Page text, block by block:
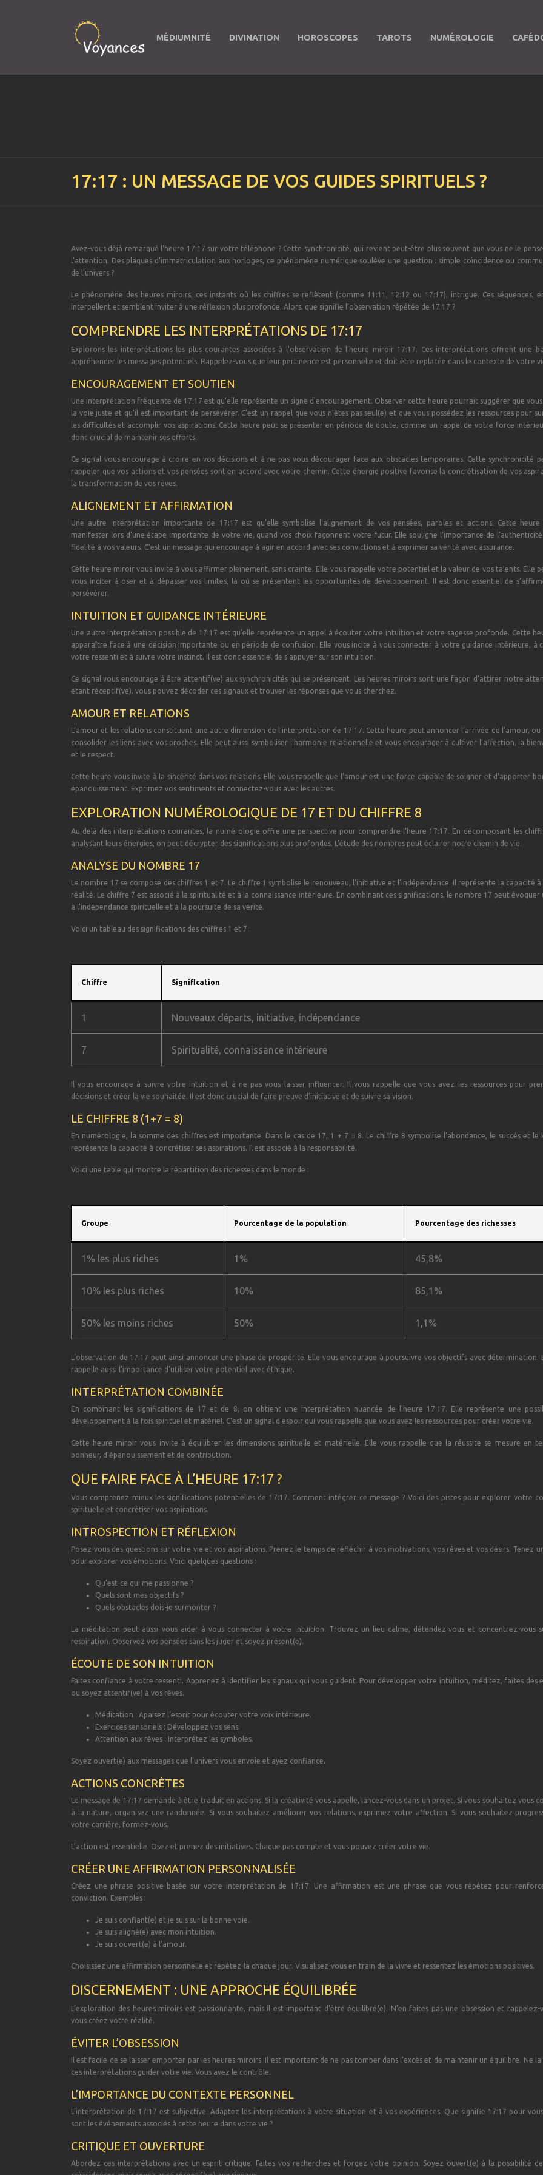
MÉDIUMNITÉ DIVINATION HOROSCOPES TAROTS NUMÉROLOGIE
17:17 : UN MESSAGE DE VOS GUIDES SPIRITUELS ?
Avez-vous déjà remarqué l’heure 17:17 sur votre téléphone ? Cette synchronicité, qui revient peut-être plus souvent que vous ne le
l’attention. Des plaques d’immatriculation aux horloges, ce phénomène numérique soulève une question : simple coïncidence ou
de l’univers ?
Le phénomène des heures miroirs, ces instants où les chiffres se reflètent (comme 11:11, 12:12 ou 17:17), intrigue. Ces séquences,
interpellent et semblent inviter à une réflexion plus profonde. Alors, que signifie l’observation répétée de 17:17 ?
COMPRENDRE LES INTERPRÉTATIONS DE 17:17
Explorons les interprétations les plus courantes associées à l’observation de l’heure miroir 17:17. Ces interprétations offrent une
appréhender les messages potentiels. Rappelez-vous que leur pertinence est personnelle et doit être replacée dans le contexte de votre
ENCOURAGEMENT ET SOUTIEN
Une interprétation fréquente de 17:17 est qu’elle représente un signe d’encouragement. Observer cette heure pourrait suggérer que
la voie juste et qu’il est important de persévérer. C’est un rappel que vous n’êtes pas seul(e) et que vous possédez les ressources pour
les difficultés et accomplir vos aspirations. Cette heure peut se présenter en période de doute, comme un rappel de votre force
donc crucial de maintenir ses efforts.
Ce signal vous encourage à croire en vos décisions et à ne pas vous décourager face aux obstacles temporaires. Cette synchronicité
rappeler que vos actions et vos pensées sont en accord avec votre chemin. Cette énergie positive favorise la concrétisation de vos
la transformation de vos rêves.
ALIGNEMENT ET AFFIRMATION
Une autre interprétation importante de 17:17 est qu’elle symbolise l’alignement de vos pensées, paroles et actions. Cette heure
manifester lors d’une étape importante de votre vie, quand vos choix façonnent votre futur. Elle souligne l’importance de
fidélité à vos valeurs. C’est un message qui encourage à agir en accord avec ses convictions et à exprimer sa vérité avec assurance.
Cette heure miroir vous invite à vous affirmer pleinement, sans crainte. Elle vous rappelle votre potentiel et la valeur de vos talents. Elle
vous inciter à oser et à dépasser vos limites, là où se présentent les opportunités de développement. Il est donc essentiel de
persévérer.
INTUITION ET GUIDANCE INTÉRIEURE
Une autre interprétation possible de 17:17 est qu’elle représente un appel à écouter votre intuition et votre sagesse profonde. Cette
apparaître face à une décision importante ou en période de confusion. Elle vous incite à vous connecter à votre guidance intérieure, à
votre ressenti et à suivre votre instinct. Il est donc essentiel de s’appuyer sur son intuition.
Ce signal vous encourage à être attentif(ve) aux synchronicités qui se présentent. Les heures miroirs sont une façon d’attirer notre
étant réceptif(ve), vous pouvez décoder ces signaux et trouver les réponses que vous cherchez.
AMOUR ET RELATIONS
L’amour et les relations constituent une autre dimension de l’interprétation de 17:17. Cette heure peut annoncer l’arrivée de l’amour, ou
consolider les liens avec vos proches. Elle peut aussi symboliser l’harmonie relationnelle et vous encourager à cultiver l’affection, la
et le respect.
Cette heure vous invite à la sincérité dans vos relations. Elle vous rappelle que l’amour est une force capable de soigner et d’apporter
épanouissement. Exprimez vos sentiments et connectez-vous avec les autres.
EXPLORATION NUMÉROLOGIQUE DE 17 ET DU CHIFFRE 8
Au-delà des interprétations courantes, la numérologie offre une perspective pour comprendre l’heure 17:17. En décomposant les
analysant leurs énergies, on peut décrypter des significations plus profondes. L’étude des nombres peut éclairer notre chemin de vie.
ANALYSE DU NOMBRE 17
Le nombre 17 se compose des chiffres 1 et 7. Le chiffre 1 symbolise le renouveau, l’initiative et l’indépendance. Il représente la capacité à
réalité. Le chiffre 7 est associé à la spiritualité et à la connaissance intérieure. En combinant ces significations, le nombre 17 peut évoquer
à l’indépendance spirituelle et à la poursuite de sa vérité.
Voici un tableau des significations des chiffres 1 et 7 :
Chiffre Signification
1 Nouveaux départs, initiative, indépendance
7 Spiritualité, connaissance intérieure
Il vous encourage à suivre votre intuition et à ne pas vous laisser influencer. Il vous rappelle que vous avez les ressources pour
décisions et créer la vie souhaitée. Il est donc crucial de faire preuve d’initiative et de suivre sa vision.
LE CHIFFRE 8 (1+7 = 8)
En numérologie, la somme des chiffres est importante. Dans le cas de 17, 1 + 7 = 8. Le chiffre 8 symbolise l’abondance, le succès et le
représente la capacité à concrétiser ses aspirations. Il est associé à la responsabilité.
Voici une table qui montre la répartition des richesses dans le monde :
Groupe Pourcentage de la population Pourcentage des richesses
1% les plus riches 1% 45,8%
10% les plus riches 10% 85,1%
50% les moins riches 50% 1,1%
L’observation de 17:17 peut ainsi annoncer une phase de prospérité. Elle vous encourage à poursuivre vos objectifs avec détermination.
rappelle aussi l’importance d’utiliser votre potentiel avec éthique.
INTERPRÉTATION COMBINÉE
En combinant les significations de 17 et de 8, on obtient une interprétation nuancée de l’heure 17:17. Elle représente une
développement à la fois spirituel et matériel. C’est un signal d’espoir qui vous rappelle que vous avez les ressources pour créer votre vie.
Cette heure miroir vous invite à équilibrer les dimensions spirituelle et matérielle. Elle vous rappelle que la réussite se mesure en
bonheur, d’épanouissement et de contribution.
QUE FAIRE FACE À L’HEURE 17:17 ?
Vous comprenez mieux les significations potentielles de 17:17. Comment intégrer ce message ? Voici des pistes pour explorer votre
spirituelle et concrétiser vos aspirations.
INTROSPECTION ET RÉFLEXION
Posez-vous des questions sur votre vie et vos aspirations. Prenez le temps de réfléchir à vos motivations, vos rêves et vos désirs. Tenez
pour explorer vos émotions. Voici quelques questions :
Qu’est-ce qui me passionne ?
Quels sont mes objectifs ?
Quels obstacles dois-je surmonter ?
La méditation peut aussi vous aider à vous connecter à votre intuition. Trouvez un lieu calme, détendez-vous et concentrez-vous
respiration. Observez vos pensées sans les juger et soyez présent(e).
ÉCOUTE DE SON INTUITION
Faites confiance à votre ressenti. Apprenez à identifier les signaux qui vous guident. Pour développer votre intuition, méditez, faites des
ou soyez attentif(ve) à vos rêves.
Méditation : Apaisez l’esprit pour écouter votre voix intérieure.
Exercices sensoriels : Développez vos sens.
Attention aux rêves : Interprétez les symboles.
Soyez ouvert(e) aux messages que l’univers vous envoie et ayez confiance.
ACTIONS CONCRÈTES
Le message de 17:17 demande à être traduit en actions. Si la créativité vous appelle, lancez-vous dans un projet. Si vous souhaitez vous
à la nature, organisez une randonnée. Si vous souhaitez améliorer vos relations, exprimez votre affection. Si vous souhaitez
votre carrière, formez-vous.
L’action est essentielle. Osez et prenez des initiatives. Chaque pas compte et vous pouvez créer votre vie.
CRÉER UNE AFFIRMATION PERSONNALISÉE
Créez une phrase positive basée sur votre interprétation de 17:17. Une affirmation est une phrase que vous répétez pour
conviction. Exemples :
Je suis confiant(e) et je suis sur la bonne voie.
Je suis aligné(e) avec mon intuition.
Je suis ouvert(e) à l’amour.
Choisissez une affirmation personnelle et répétez-la chaque jour. Visualisez-vous en train de la vivre et ressentez les émotions positives.
DISCERNEMENT : UNE APPROCHE ÉQUILIBRÉE
L’exploration des heures miroirs est passionnante, mais il est important d’être équilibré(e). N’en faites pas une obsession et rappelez-
vous créez votre réalité.
ÉVITER L’OBSESSION
Il est facile de se laisser emporter par les heures miroirs. Il est important de ne pas tomber dans l’excès et de maintenir un équilibre. Ne
ces interprétations guider votre vie. Vous avez le contrôle.
L’IMPORTANCE DU CONTEXTE PERSONNEL
L’interprétation de 17:17 est subjective. Adaptez les interprétations à votre situation et à vos expériences. Que signifie 17:17 pour
sont les événements associés à cette heure dans votre vie ?
CRITIQUE ET OUVERTURE
Abordez ces interprétations avec un esprit critique. Faites vos recherches et forgez votre opinion. Soyez ouvert(e) à la possibilité de